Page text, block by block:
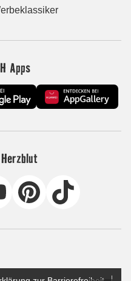
Apps